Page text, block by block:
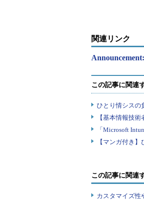
関連リンク
この記事に関連
カスタマイズ性